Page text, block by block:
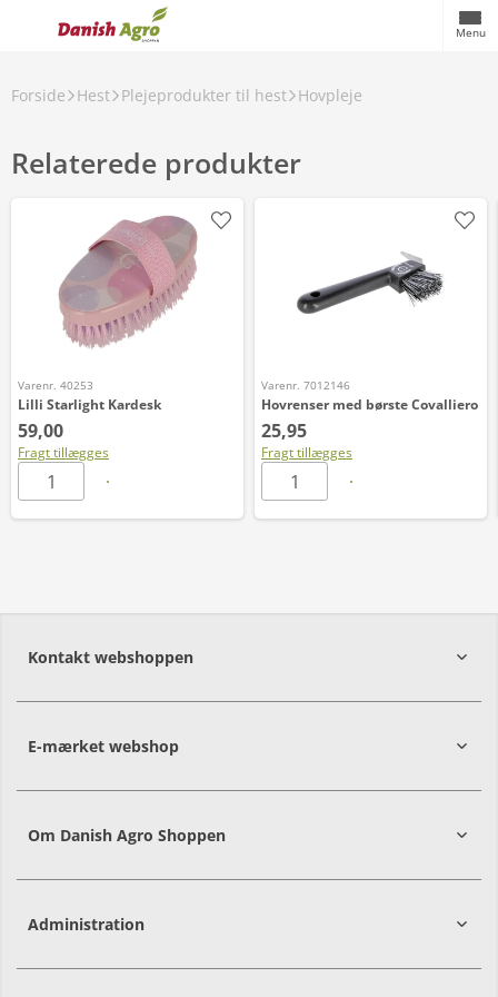
Menu
Forside Hest Plejeprodukter til hest Hovpleje
Relaterede produkter
Varenr. 40253
Lilli Starlight Kardesk
59,00
Fragt tillægges
Varenr. 7012146
Hovrenser med børste Covalliero
25,95
Fragt tillægges
Kontakt webshoppen
E-mærket webshop
Om Danish Agro Shoppen
Administration